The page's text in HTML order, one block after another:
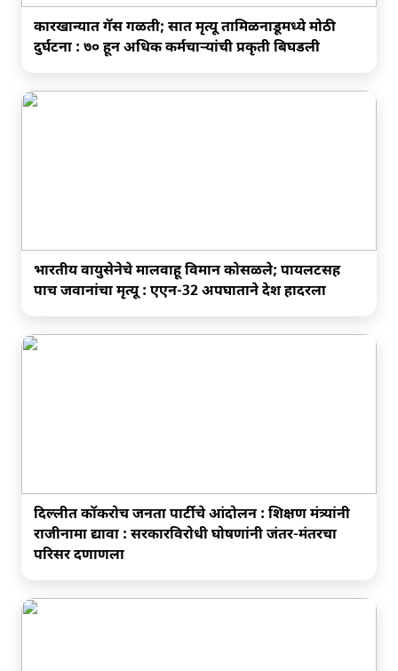
कारखान्यात गॅस गळती; सात मृत्यू तामिळनाडूमध्ये मोठी
दुर्घटना : ७० हून अधिक कर्मचाऱ्यांची प्रकृती बिघडली
भारतीय वायुसेनेचे मालवाहू विमान कोसळले; पायलटसह
पाच जवानांचा मृत्यू : एएन-32 अपघाताने देश हादरला
दिल्लीत कॉकरोच जनता पार्टीचे आंदोलन : शिक्षण मंत्र्यांनी
राजीनामा द्यावा : सरकारविरोधी घोषणांनी जंतर-मंतरचा
परिसर दणाणला